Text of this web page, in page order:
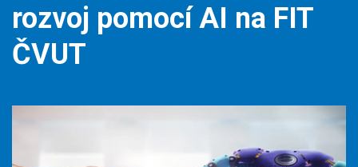
rozvoj pomocí AI na FIT
ČVUT